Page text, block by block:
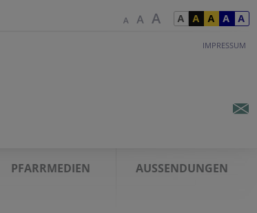
IMPRESSUM
PFARRMEDIEN AUSSENDUNGEN